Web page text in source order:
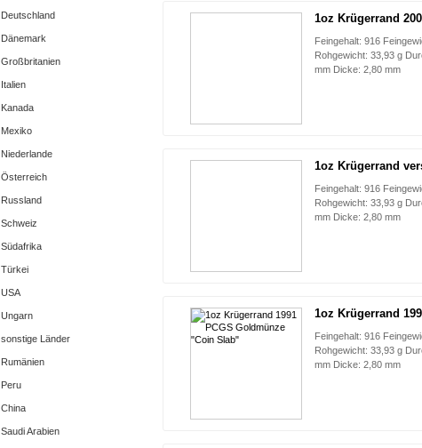
Deutschland
Dänemark
Großbritanien
Italien
Kanada
Mexiko
Niederlande
Österreich
Russland
Schweiz
Südafrika
Türkei
USA
Ungarn
sonstige Länder
Rumänien
Peru
China
Saudi Arabien
1oz Krügerrand
Feingehalt: 916
Rohgewicht: 33,93 g
mm Dicke: 2,80 mm
1oz Krügerrand
Feingehalt: 916
Rohgewicht: 33,93 g
mm Dicke: 2,80 mm
1oz Krügerrand
Feingehalt: 916
Rohgewicht: 33,93 g
mm Dicke: 2,80 mm